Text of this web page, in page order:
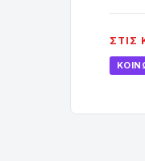
ΣΤΙΣ